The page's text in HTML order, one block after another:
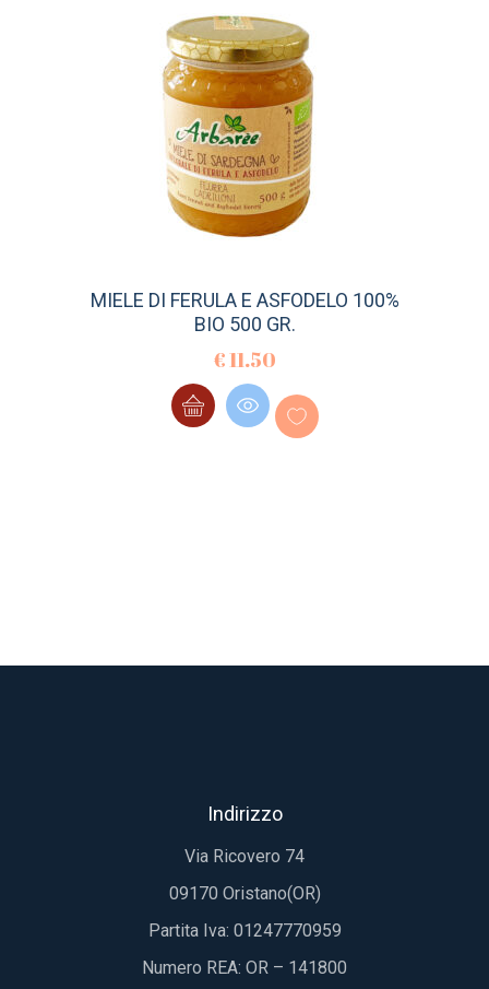
MIELE DI FERULA E ASFODELO 100%
BIO 500 GR.
€11.50
Indirizzo
Via Ricovero 74
09170 Oristano(OR)
Partita Iva: 01247770959
Numero REA: OR – 141800